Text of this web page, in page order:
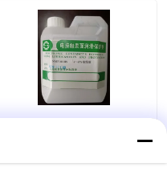
Lubrificación y
protección Nmp-6618s